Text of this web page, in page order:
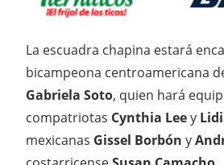
La escuadra chapina estará
bicampeona centroamericana
Gabriela Soto, quien hará
compatriotas Cynthia Leey
mexicanas Gissel Borbón y